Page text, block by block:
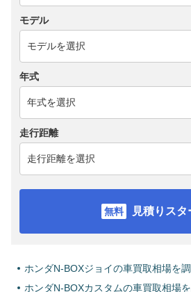
モデル
年式
走行距離
見積りスタ
ホンダN-BOXジョイの車買取相場を
ホンダN-BOXカスタムの車買取相場